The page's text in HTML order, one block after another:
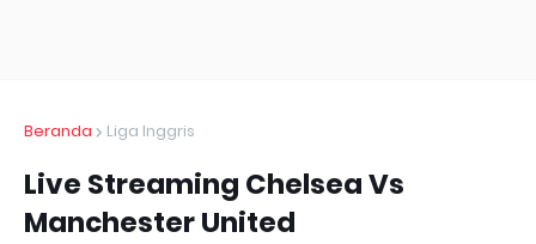
Beranda Liga Inggris
Live Streaming Chelsea Vs
Manchester United